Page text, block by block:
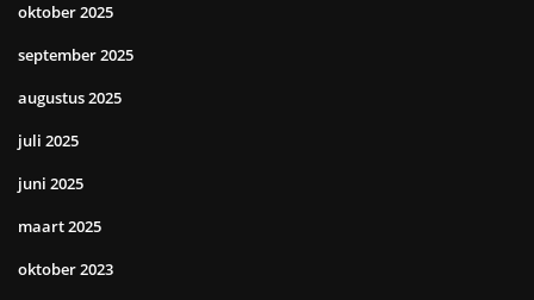
oktober 2025
september 2025
augustus 2025
juli 2025
juni 2025
maart 2025
oktober 2023